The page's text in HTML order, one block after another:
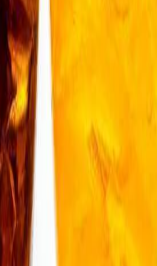
Chile y México como los
a la región en una de las más
per cápita en 2012, seguidos
Uruguay, en el número 7, con 87
dulce, sino que son utilizadas